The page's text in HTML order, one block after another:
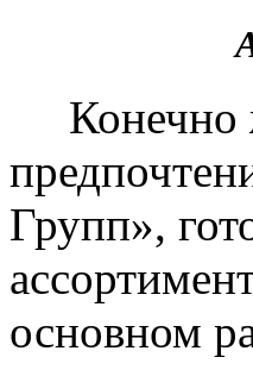
Конечно
Групп»,
основном